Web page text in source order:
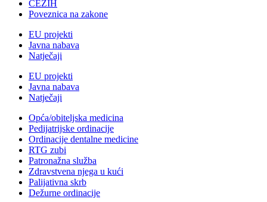
CEZIH
Poveznica na zakone
EU projekti
Javna nabava
Natječaji
EU projekti
Javna nabava
Natječaji
Opća/obiteljska medicina
Pedijatrijske ordinacije
Ordinacije dentalne medicine
RTG zubi
Patronažna služba
Zdravstvena njega u kući
Palijativna skrb
Dežurne ordinacije